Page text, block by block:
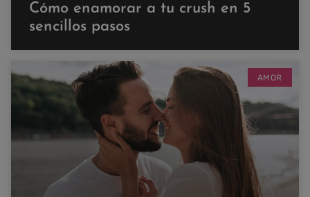
Cómo enamorar a tu crush en 5
sencillos pasos
AMOR